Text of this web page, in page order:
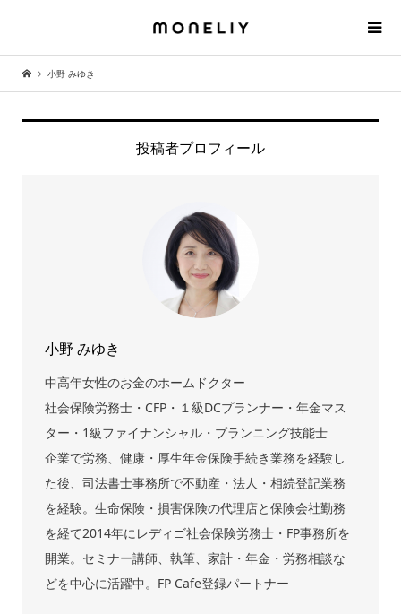
小野 みゆき
投稿者プロフィール
小野 みゆき
中高年女性のお金のホームドクター
社会保険労務士・CFP・１級DCプランナー・年金マス
ター・1級ファイナンシャル・プランニング技能士
企業で労務、健康・厚生年金保険手続き業務を経験し
た後、司法書士事務所で不動産・法人・相続登記業務
を経験。生命保険・損害保険の代理店と保険会社勤務
を経て2014年にレディゴ社会保険労務士・FP事務所を
開業。セミナー講師、執筆、家計・年金・労務相談な
どを中心に活躍中。FP Cafe登録パートナー